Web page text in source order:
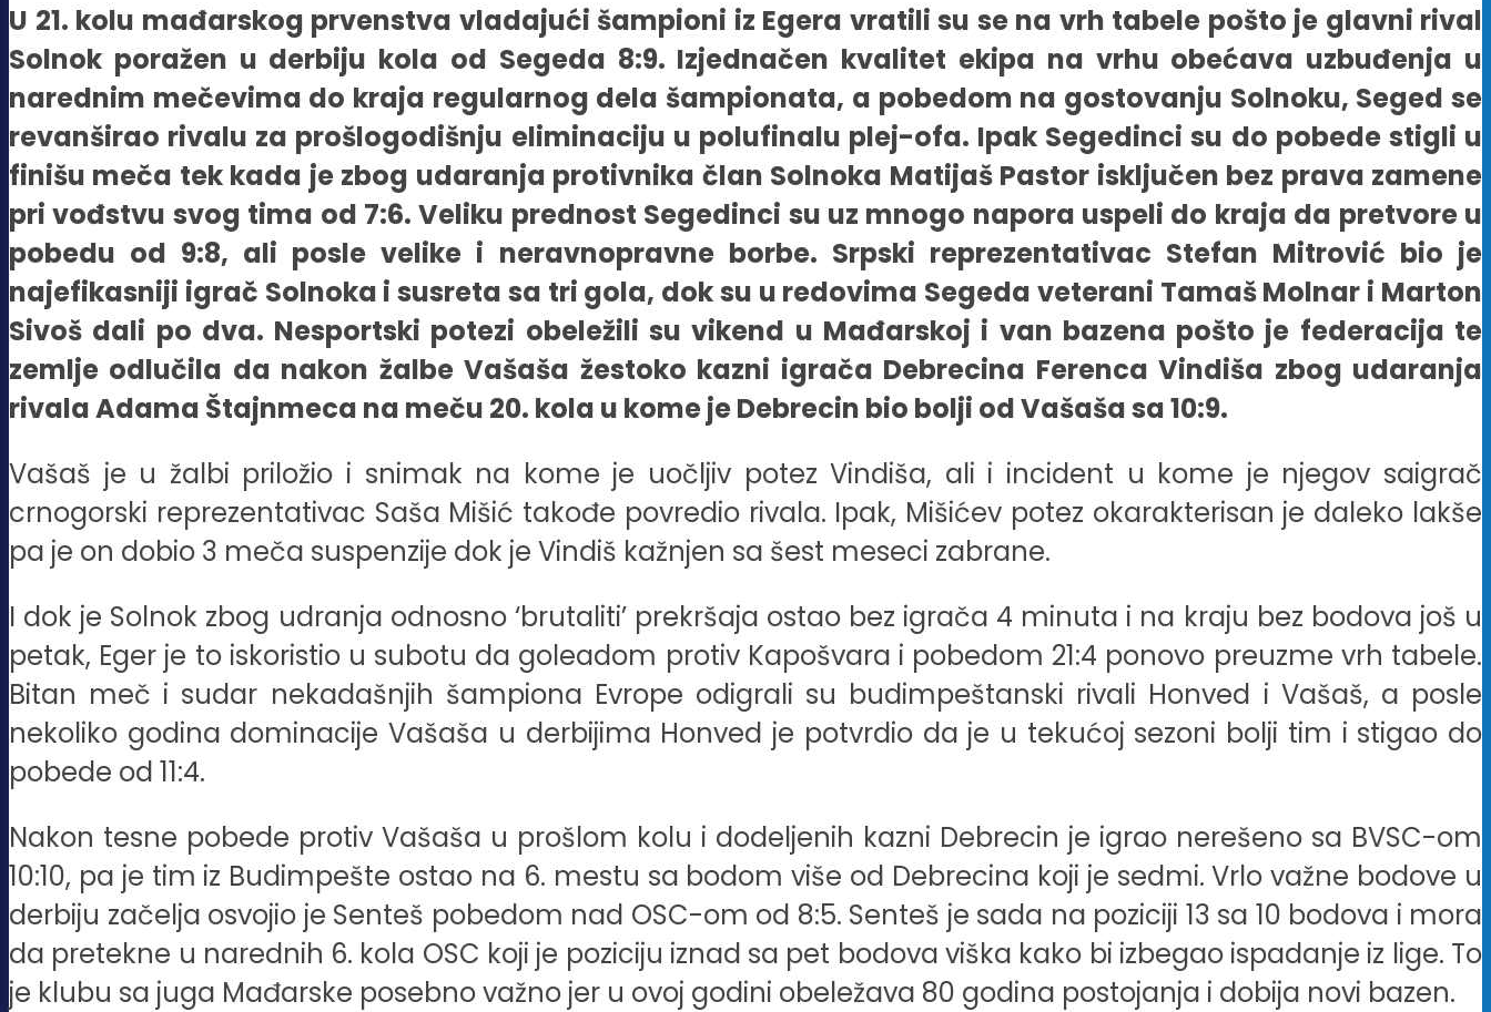
U 21. kolu mađarskog prvenstva vladajući šampioni iz Egera vratili su se na vrh tabele pošto je glavni rival
Solnok poražen u derbiju kola od Segeda 8:9. Izjednačen kvalitet ekipa na vrhu obećava uzbuđenja u
narednim mečevima do kraja regularnog dela šampionata, a pobedom na gostovanju Solnoku, Seged se
revanširao rivalu za prošlogodišnju eliminaciju u polufinalu plej-ofa. Ipak Segedinci su do pobede stigli u
finišu meča tek kada je zbog udaranja protivnika član Solnoka Matijaš Pastor isključen bez prava zamene
pri vođstvu svog tima od 7:6. Veliku prednost Segedinci su uz mnogo napora uspeli do kraja da pretvore u
pobedu od 9:8, ali posle velike i neravnopravne borbe. Srpski reprezentativac Stefan Mitrović bio je
najefikasniji igrač Solnoka i susreta sa tri gola, dok su u redovima Segeda veterani Tamaš Molnar i Marton
Sivoš dali po dva. Nesportski potezi obeležili su vikend u Mađarskoj i van bazena pošto je federacija te
zemlje odlučila da nakon žalbe Vašaša žestoko kazni igrača Debrecina Ferenca Vindiša zbog udaranja
rivala Adama Štajnmeca na meču 20. kola u kome je Debrecin bio bolji od Vašaša sa 10:9.
Vašaš je u žalbi priložio i snimak na kome je uočljiv potez Vindiša, ali i incident u kome je njegov saigrač
crnogorski reprezentativac Saša Mišić takođe povredio rivala. Ipak, Mišićev potez okarakterisan je daleko lakše
pa je on dobio 3 meča suspenzije dok je Vindiš kažnjen sa šest meseci zabrane.
I dok je Solnok zbog udranja odnosno ‘brutaliti’ prekršaja ostao bez igrača 4 minuta i na kraju bez bodova još u
petak, Eger je to iskoristio u subotu da goleadom protiv Kapošvara i pobedom 21:4 ponovo preuzme vrh tabele.
Bitan meč i sudar nekadašnjih šampiona Evrope odigrali su budimpeštanski rivali Honved i Vašaš, a posle
nekoliko godina dominacije Vašaša u derbijima Honved je potvrdio da je u tekućoj sezoni bolji tim i stigao do
pobede od 11:4.
Nakon tesne pobede protiv Vašaša u prošlom kolu i dodeljenih kazni Debrecin je igrao nerešeno sa BVSC-om
10:10, pa je tim iz Budimpešte ostao na 6. mestu sa bodom više od Debrecina koji je sedmi. Vrlo važne bodove u
derbiju začelja osvojio je Senteš pobedom nad OSC-om od 8:5. Senteš je sada na poziciji 13 sa 10 bodova i mora
da pretekne u narednih 6. kola OSC koji je poziciju iznad sa pet bodova viška kako bi izbegao ispadanje iz lige. To
je klubu sa juga Mađarske posebno važno jer u ovoj godini obeležava 80 godina postojanja i dobija novi bazen.